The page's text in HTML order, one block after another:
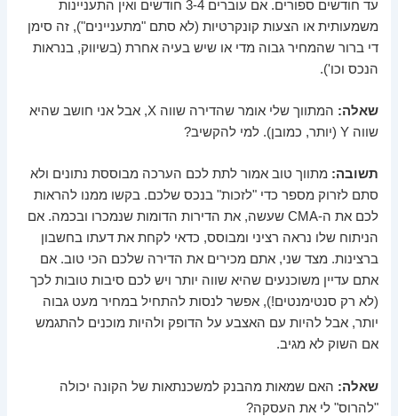
עד חודשים ספורים. אם עוברים 3-4 חודשים ואין התעניינות
משמעותית או הצעות קונקרטיות (לא סתם "מתעניינים"), זה סימן
די ברור שהמחיר גבוה מדי או שיש בעיה אחרת (בשיווק, בנראות
הנכס וכו').
שאלה:
המתווך שלי אומר שהדירה שווה X, אבל אני חושב שהיא
שווה Y (יותר, כמובן). למי להקשיב?
תשובה: מתווך טוב אמור לתת לכם הערכה מבוססת נתונים ולא
סתם לזרוק מספר כדי "לזכות" בנכס שלכם. בקשו ממנו להראות
לכם את ה-CMA שעשה, את הדירות הדומות שנמכרו ובכמה. אם
הניתוח שלו נראה רציני ומבוסס, כדאי לקחת את דעתו בחשבון
ברצינות. מצד שני, אתם מכירים את הדירה שלכם הכי טוב. אם
אתם עדיין משוכנעים שהיא שווה יותר ויש לכם סיבות טובות לכך
(לא רק סנטימנטים!), אפשר לנסות להתחיל במחיר מעט גבוה
יותר, אבל להיות עם האצבע על הדופק ולהיות מוכנים להתגמש
אם השוק לא מגיב.
שאלה: האם שמאות מהבנק למשכנתאות של הקונה יכולה
"להרוס" לי את העסקה?